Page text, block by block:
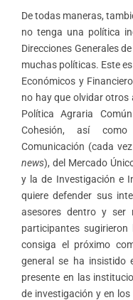
De todas maneras,
no tenga una política
Direcciones Generales
muchas políticas. Este
Económicos y
no hay que olvidar
Política Agraria
Cohesión, así
Comunicación (cada
news), del Mercado
y la de Investigación e
quiere defender sus
asesores dentro y ser
participantes sugirieron
consiga el próximo
general se ha insistido
presente en las
de investigación y en